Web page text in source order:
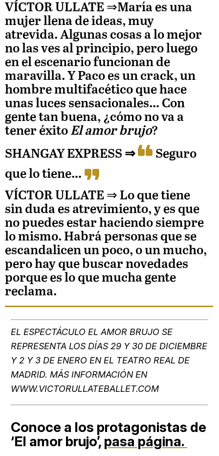
VÍCTOR ULLATE ⇒María es una
mujer llena de ideas, muy
atrevida. Algunas cosas a lo mejor
no las ves al principio, pero luego
en el escenario funcionan de
maravilla. Y Paco es un crack, un
hombre multifacético que hace
unas luces sensacionales… Con
gente tan buena, ¿cómo no va a
tener éxito El amor brujo?
SHANGAY EXPRESS ⇒
Seguro
que lo tiene…
VÍCTOR ULLATE ⇒ Lo que tiene
sin duda es atrevimiento, y es que
no puedes estar haciendo siempre
lo mismo. Habrá personas que se
escandalicen un poco, o un mucho,
pero hay que buscar novedades
porque es lo que mucha gente
reclama.
EL ESPECTÁCULO EL AMOR BRUJO SE
REPRESENTA LOS DÍAS 29 Y 30 DE DICIEMBRE
Y 2 Y 3 DE ENERO EN EL TEATRO REAL DE
MADRID. MÁS INFORMACIÓN EN
WWW.VICTORULLATEBALLET.COM
Conoce a los protagonistas de
‘El amor brujo’, pasa página.